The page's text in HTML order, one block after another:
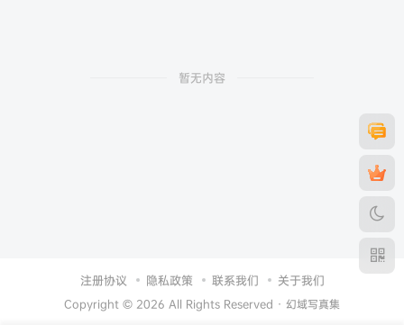
暂无内容
注册协议 隐私政策 联系我们 关于我们
Copyright © 2026 All Rights Reserved · 幻域写真集